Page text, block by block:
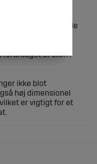
HV.
sikrer fremragende
belægningen er
forårsaget af sten i
ikke blot
høj dimensionel
er vigtigt for et